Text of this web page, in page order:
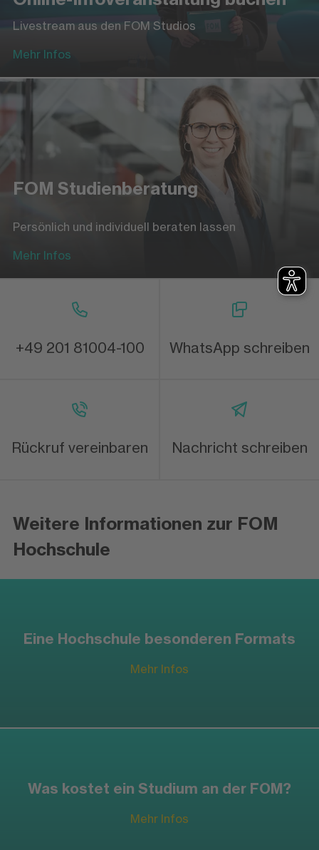
Livestream aus den FOM Studios
Mehr Infos
FOM Studienberatung
Persönlich und individuell beraten lassen
Mehr Infos
+49 201 81004-100 WhatsApp schreiben
Rückruf vereinbaren Nachricht schreiben
Weitere Informationen zur FOM
Hochschule
Eine Hochschule besonderen Formats
Mehr Infos
Was kostet ein Studium an der FOM?
Mehr Infos